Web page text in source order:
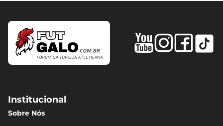
Institucional
Sobre Nós